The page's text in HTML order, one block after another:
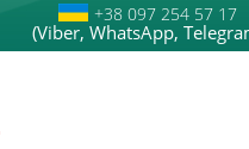
+38 097 254 57 17
(Viber, WhatsApp,